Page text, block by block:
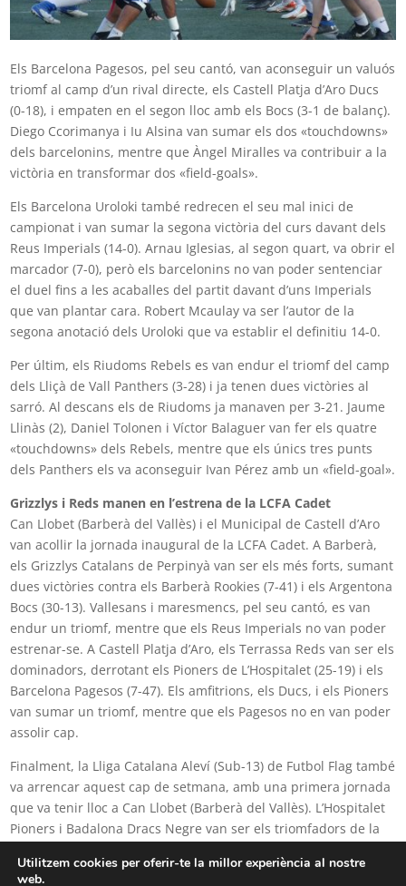
Els Barcelona Pagesos, pel seu cantó, van aconseguir un valuós
triomf al camp d’un rival directe, els Castell Platja d’Aro Ducs
(0-18), i empaten en el segon lloc amb els Bocs (3-1 de balanç).
Diego Ccorimanya i Iu Alsina van sumar els dos «touchdowns»
dels barcelonins, mentre que Àngel Miralles va contribuir a la
victòria en transformar dos «field-goals».
Els Barcelona Uroloki també redrecen el seu mal inici de
campionat i van sumar la segona victòria del curs davant dels
Reus Imperials (14-0). Arnau Iglesias, al segon quart, va obrir el
marcador (7-0), però els barcelonins no van poder sentenciar
el duel fins a les acaballes del partit davant d’uns Imperials
que van plantar cara. Robert Mcaulay va ser l’autor de la
segona anotació dels Uroloki que va establir el definitiu 14-0.
Per últim, els Riudoms Rebels es van endur el triomf del camp
dels Lliçà de Vall Panthers (3-28) i ja tenen dues victòries al
sarró. Al descans els de Riudoms ja manaven per 3-21. Jaume
Llinàs (2), Daniel Tolonen i Víctor Balaguer van fer els quatre
«touchdowns» dels Rebels, mentre que els únics tres punts
dels Panthers els va aconseguir Ivan Pérez amb un «field-goal».
Grizzlys i Reds manen en l’estrena de la LCFA Cadet
Can Llobet (Barberà del Vallès) i el Municipal de Castell d’Aro
van acollir la jornada inaugural de la LCFA Cadet. A Barberà,
els Grizzlys Catalans de Perpinyà van ser els més forts, sumant
dues victòries contra els Barberà Rookies (7-41) i els Argentona
Bocs (30-13). Vallesans i maresmencs, pel seu cantó, es van
endur un triomf, mentre que els Reus Imperials no van poder
estrenar-se. A Castell Platja d’Aro, els Terrassa Reds van ser els
dominadors, derrotant els Pioners de L’Hospitalet (25-19) i els
Barcelona Pagesos (7-47). Els amfitrions, els Ducs, i els Pioners
van sumar un triomf, mentre que els Pagesos no en van poder
assolir cap.
Finalment, la Lliga Catalana Aleví (Sub-13) de Futbol Flag també
va arrencar aquest cap de setmana, amb una primera jornada
que va tenir lloc a Can Llobet (Barberà del Vallès). L’Hospitalet
Pioners i Badalona Dracs Negre van ser els triomfadors de la
els ASB Lynx, pel seu cantó, en van sumar una.
Utilitzem cookies per oferir-te la millor experiència al nostre
web.